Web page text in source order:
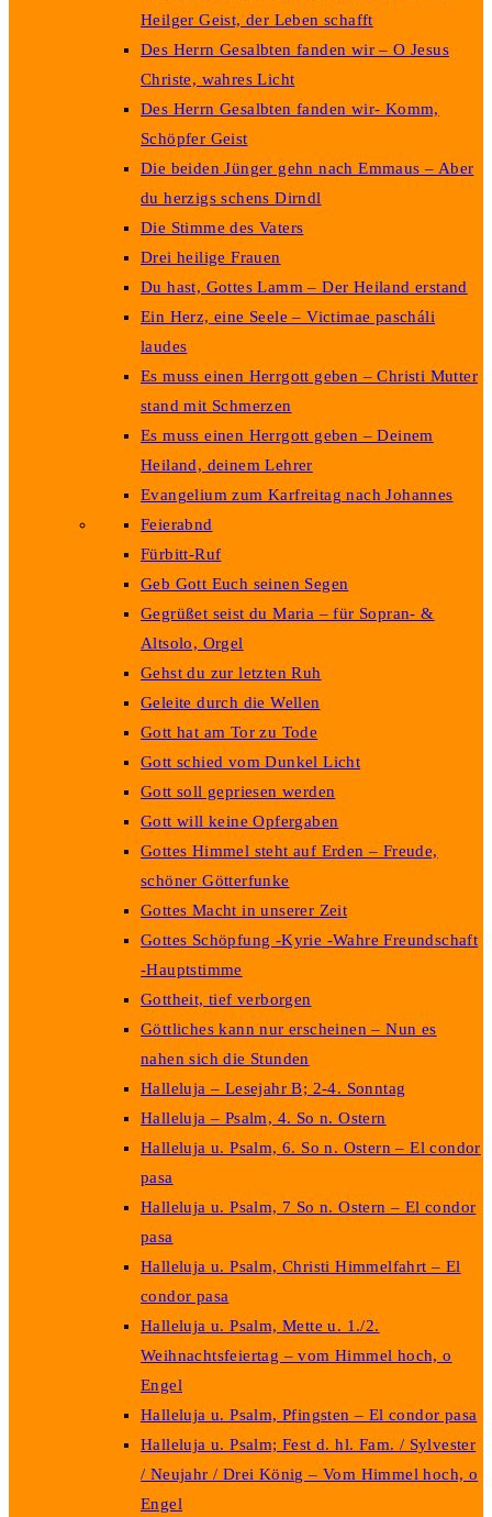
Heilger Geist, der Leben schafft
Des Herrn Gesalbten fanden wir – O Jesus
Christe, wahres Licht
Des Herrn Gesalbten fanden wir- Komm,
Schöpfer Geist
Die beiden Jünger gehn nach Emmaus – Aber
du herzigs schens Dirndl
Die Stimme des Vaters
Drei heilige Frauen
Du hast, Gottes Lamm – Der Heiland erstand
Ein Herz, eine Seele – Victimae pascháli
laudes
Es muss einen Herrgott geben – Christi Mutter
stand mit Schmerzen
Es muss einen Herrgott geben – Deinem
Heiland, deinem Lehrer
Evangelium zum Karfreitag nach Johannes
Feierabnd
Fürbitt-Ruf
Geb Gott Euch seinen Segen
Gegrüßet seist du Maria – für Sopran- &
Altsolo, Orgel
Gehst du zur letzten Ruh
Geleite durch die Wellen
Gott hat am Tor zu Tode
Gott schied vom Dunkel Licht
Gott soll gepriesen werden
Gott will keine Opfergaben
Gottes Himmel steht auf Erden – Freude,
schöner Götterfunke
Gottes Macht in unserer Zeit
Gottes Schöpfung -Kyrie -Wahre Freundschaft
-Hauptstimme
Gottheit, tief verborgen
Göttliches kann nur erscheinen – Nun es
nahen sich die Stunden
Halleluja – Lesejahr B; 2-4. Sonntag
Halleluja – Psalm, 4. So n. Ostern
Halleluja u. Psalm, 6. So n. Ostern – El condor
pasa
Halleluja u. Psalm, 7 So n. Ostern – El condor
pasa
Halleluja u. Psalm, Christi Himmelfahrt – El
condor pasa
Halleluja u. Psalm, Mette u. 1./2.
Weihnachtsfeiertag – vom Himmel hoch, o
Engel
Halleluja u. Psalm, Pfingsten – El condor pasa
Halleluja u. Psalm; Fest d. hl. Fam. / Sylvester
/ Neujahr / Drei König – Vom Himmel hoch, o
Engel